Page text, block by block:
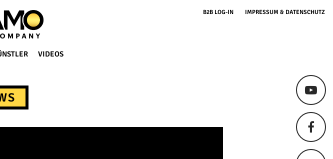
VIDEOS
B2B LOG-IN IMPRESSUM & DATENSCHUTZ